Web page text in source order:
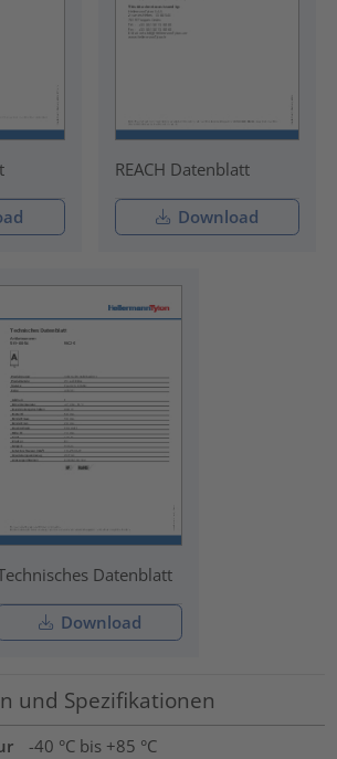
REACH Datenblatt
Download
Datenblatt
Download
und Spezifikationen
-40 °C bis +85 °C